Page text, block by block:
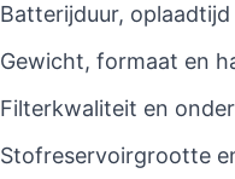
Batterijduur,
Gewicht, formaat en
Filterkwaliteit en
Stofreservoirgrootte